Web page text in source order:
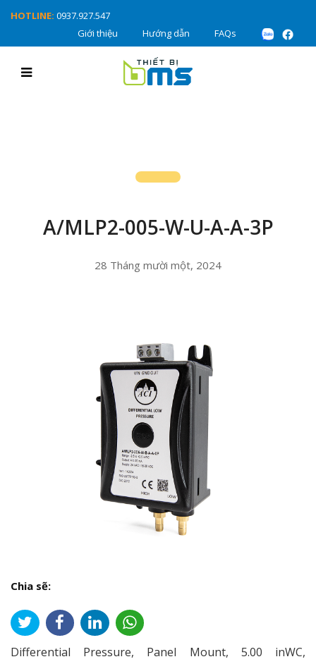
HOTLINE: 0937.927.547
Giới thiệu
Hướng dẫn FAQs
A/MLP2-005-W-U-A-A-3P
28 Tháng mười một, 2024
Chia sẽ:
Differential Pressure, Panel Mount, 5.00 inWC,